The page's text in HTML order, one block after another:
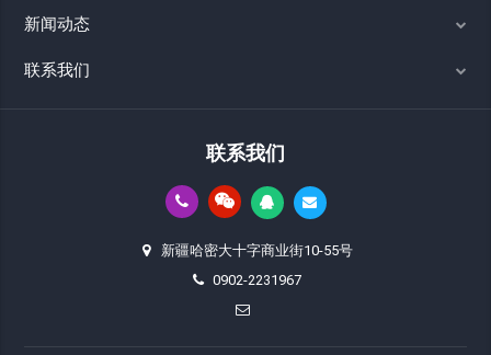
新闻动态
联系我们
联系我们
新疆哈密大十字商业街10-55号
0902-2231967